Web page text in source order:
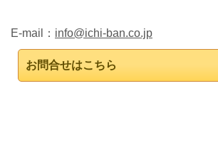
E-mail： info@ichi-ban.co.jp
お問合せはこちら